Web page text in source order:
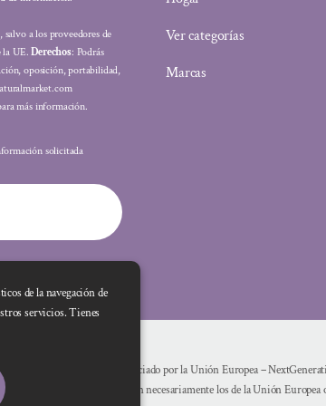
salvo a los proveedores de
la UE.Derechos: Podrás
oposición, portabilidad,
más información.
solicitada
Ver categorías
Marcas
Financiado por la Unión Europea –
reflejan necesariamente los de la Unión
de la navegación de
servicios. Tienes